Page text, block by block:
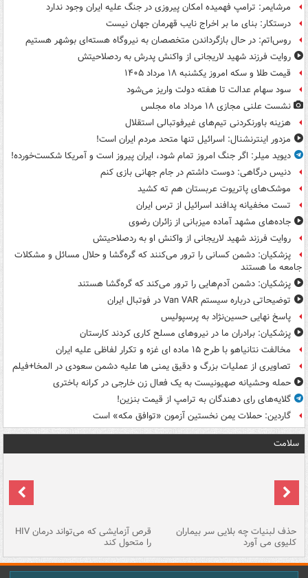
مرشایمر: ترامپ فهمیده امکان پیروزی در جنگ علیه ایران وجود ندارد
درستکار: بنای ما بر اخراج نایب قهرمان جهان نیست
روس‌اتم: در حال بازگرداندن متخصصان به نیروگاه هسته‌ای بوشهر هستیم
روایت فرزند شهید لاریجانی از واکنش پدرش به ردصلاحیتش
قیمت طلا و سکه امروز یکشنبه ۱۸ مرداد ۱۴۰۵
سود سهام عدالت تا هفته دولت واریز می‌شود
نشست علنی مجازی ۱۸ مرداد ماه مجلس
هزینه باورنکردنی تیم‌های غیرفوتبالی استقلال
مزدور اینترنشنال: اسرائیل تنها متحد مردم ایران است!
دیوید میلر: اگر جنگ امروز تمام شود، ایران پیروز است و آمریکا شکست‌خورده!
دنیس درگاهی: دوست داشتم در جام جهانی بازی کنم
موشک‌های پاتریوت عربستان هم ته‌ کشید
تست مخفیانه پدافند اسرائیل از ترس ایران
جاده‌های مشهد آماده میزبانی از زائران رضوی
روایت فرزند شهید لاریجانی از واکنش او به ردصلاحیتش
پزشکیان: دشمن کسانی را ترور می‌کنند که گره‌گشا و حلال مسائل و مشکلات
جامعه ما هستند
پزشکیان: دشمن آدم‌هایی را ترور می‌کند که گره‌گشا هستند
توضیحاتی درباره سیستم Van VAR در فوتبال ایران
پاسخ نهایی حسین‌نژاد به پرسپولیس
پزشکیان: برادران ما در نیروهای مسلح کاری کردند کارستان
مخالفت نتانیاهو با طرح ۱۵ ماده ای غزه و تکرار لفاظی علیه ایران
تصاویری از عملیات بزرگ و دقیق یمنی ها علیه دشمن سعودی در المخا+فیلم
حمله وحشیانه صهیونیست به یک فعال زن خارجی در کرانه باختری
گلایه‌های رای دهندگان به ترامپ از قیمت بنزین!
گاردین: حملات یمن نخستین آزمون «توافق مکه» است
سلامت
حذف لبنیات چه بلایی سر بیماران
کلیوی می آورد
قرص آزمایشی که می‌تواند درمان HIV
را متحول کند